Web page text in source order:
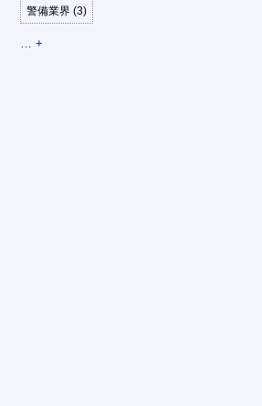
警備業界 (3)
… +